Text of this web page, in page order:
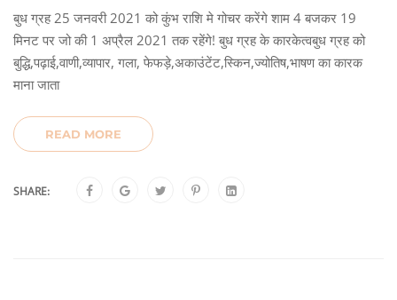
बुध ग्रह 25 जनवरी 2021 को कुंभ राशि मे गोचर करेंगे शाम 4 बजकर 19
मिनट पर जो की 1 अप्रैल 2021 तक रहेंगे! बुध ग्रह के कारकेत्वबुध ग्रह को
बुद्धि,पढ़ाई,वाणी,व्यापार, गला, फेफड़े,अकाउंटेंट,स्किन,ज्योतिष,भाषण का कारक
माना जाता
READ MORE
SHARE: